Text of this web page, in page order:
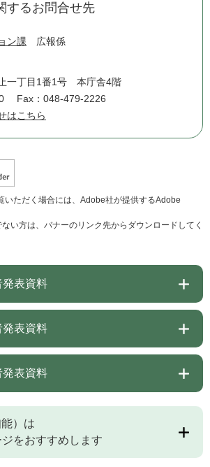
するお問合せ先
ン課 広報係
一丁目1番1号 本庁舎4階
Fax：048-479-2226
はこちら
いただく場合には、Adobe社が提供するAdobe
い方は、バナーのリンク先からダウンロードしてく
表資料
表資料
表資料
）は
をおすすめします